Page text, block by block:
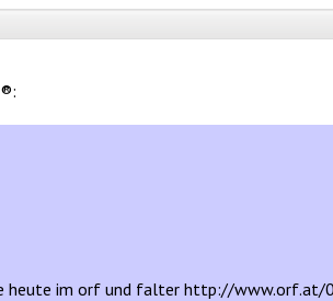
heute im orf und falter http://